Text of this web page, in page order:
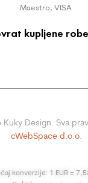
Maestro, VISA
kupljene
Kuky Design. Sva
cWebSpace d.o.o.
konverzije: 1 EUR =